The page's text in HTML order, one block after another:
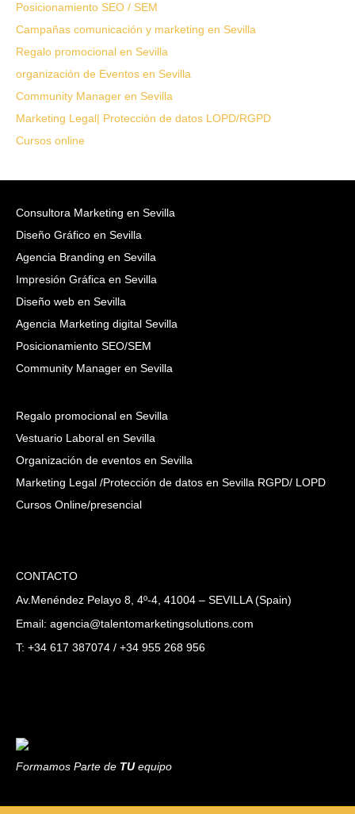
Posicionamiento SEO / SEM
Campañas comunicación y marketing en Sevilla
Regalo promocional en Sevilla
organización de Eventos en Sevilla
Community Manager en Sevilla
Marketing Legal| Protección de datos LOPD/RGPD
Cursos online
Consultora Marketing en Sevilla
Diseño Gráfico en Sevilla
Agencia Branding en Sevilla
Impresión Gráfica en Sevilla
Diseño web en Sevilla
Agencia Marketing digital Sevilla
Posicionamiento SEO/SEM
Community Manager en Sevilla
Regalo promocional en Sevilla
Vestuario Laboral en Sevilla
Organización de eventos en Sevilla
Marketing Legal /Protección de datos en Sevilla RGPD/ LOPD
Cursos Online/presencial
CONTACTO
Av.Menéndez Pelayo 8, 4º-4, 41004 – SEVILLA (Spain)
Email: agencia@talentomarketingsolutions.com
T: +34 617 387074 / +34 955 268 956
Formamos Parte de TUequipo